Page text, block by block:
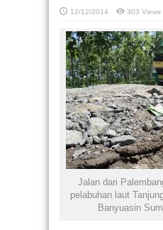
12/12/2014 303 Views
Jalan dari
pelabuhan laut
Banyuasin